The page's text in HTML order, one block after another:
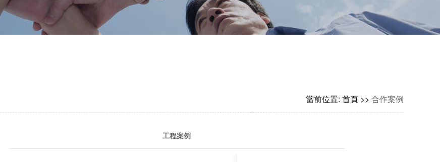
當前位置: 首頁 >> 合作案例
工程案例